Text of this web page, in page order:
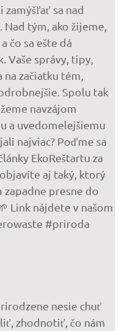
nesie chuť
zhodnotiť, čo nám